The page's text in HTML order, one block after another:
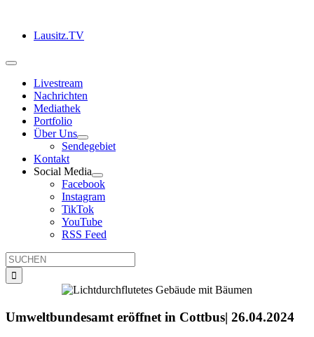
springenLausitz.TV
Toggle
NavigationLivestream
Nachrichten
Mediathek
Portfolio
Über Uns
Sendegebiet
Kontakt
Social Media
Facebook
Instagram
TikTok
YouTube
RSS Feed
Suche
nach:
Umweltbundesamt eröffnet in Cottbus| 26.04.2024